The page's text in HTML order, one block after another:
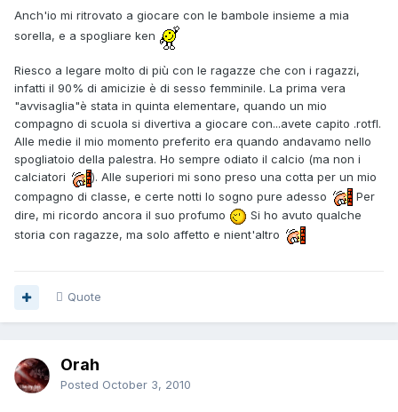
Anch'io mi ritrovato a giocare con le bambole insieme a mia
sorella, e a spogliare ken
Riesco a legare molto di più con le ragazze che con i ragazzi,
infatti il 90% di amicizie è di sesso femminile. La prima vera
"avvisaglia"è stata in quinta elementare, quando un mio
compagno di scuola si divertiva a giocare con...avete capito .rotfl.
Alle medie il mio momento preferito era quando andavamo nello
spogliatoio della palestra. Ho sempre odiato il calcio (ma non i
calciatori
). Alle superiori mi sono preso una cotta per un mio
compagno di classe, e certe notti lo sogno pure adesso
Per
dire, mi ricordo ancora il suo profumo
Si ho avuto qualche
storia con ragazze, ma solo affetto e nient'altro
Quote
Orah
Posted October 3, 2010